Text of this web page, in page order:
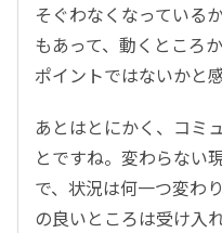
そぐわなくなっている
もあって、動くところ
ポイントではないかと
あとはとにかく、コミ
とですね。変わらない
で、状況は何一つ変わ
の良いところは受け入